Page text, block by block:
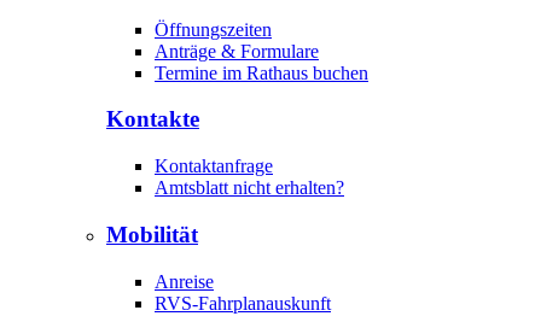
Öffnungszeiten
Anträge & Formulare
Termine im Rathaus buchen
Kontakte
Kontaktanfrage
Amtsblatt nicht erhalten?
Mobilität
Anreise
RVS-Fahrplanauskunft